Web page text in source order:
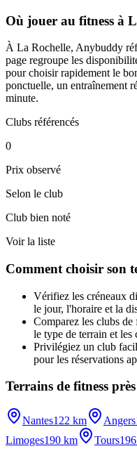
Où jouer au fitness à
À La Rochelle, Anybuddy
page regroupe les
pour choisir rapidement le
ponctuelle, un entraînement
minute.
Clubs référencés
0
Prix observé
Selon le club
Club bien noté
Voir la liste
Comment choisir son
Vérifiez les créneaux
le jour, l'horaire et la
Comparez les clubs de
le type de terrain et les
Privilégiez un club
pour les réservations
Terrains de fitness
Nantes122 km Angers
Limoges190 km Tours